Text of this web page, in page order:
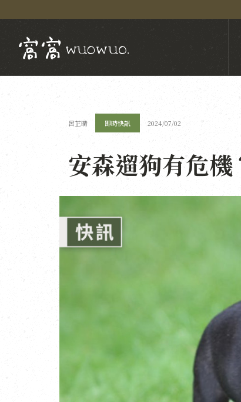
呂芷晴 即時快訊 2024/07/02
安森遛狗有危